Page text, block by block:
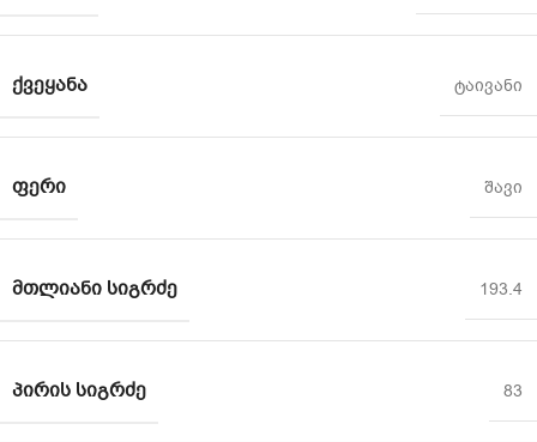
ᲥᲕᲔᲧᲐᲜᲐ ტაივანი
ᲤᲔᲠᲘ შავი
ᲛᲗᲚᲘᲐᲜᲘ ᲡᲘᲒᲠᲫᲔ 193.4
ᲞᲘᲠᲘᲡ ᲡᲘᲒᲠᲫᲔ 83